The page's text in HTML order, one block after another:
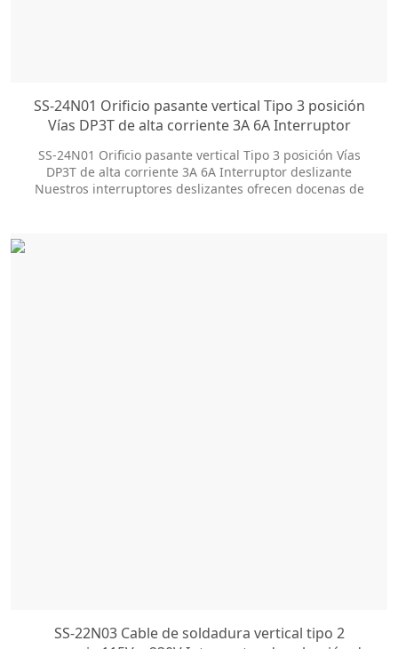
SS-24N01 Orificio pasante vertical Tipo 3 posición
Vías DP3T de alta corriente 3A 6A Interruptor
SS-24N01 Orificio pasante vertical Tipo 3 posición Vías
DP3T de alta corriente 3A 6A Interruptor deslizante
Nuestros interruptores deslizantes ofrecen docenas de
SS-22N03 Cable de soldadura vertical tipo 2